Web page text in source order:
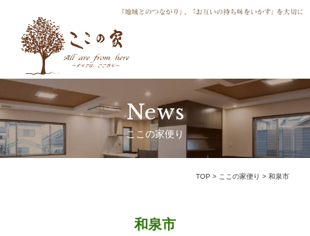
News
ここの家便り
TOP > ここの家便り >和泉市
和泉市